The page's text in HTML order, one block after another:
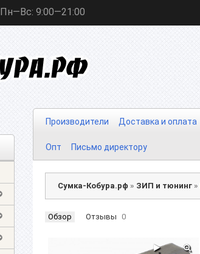
Пн—Вс: 9:00—21:00
Производители Доставка и оплата
Опт Письмо директору
Сумка-Кобура.рф » ЗИП и тюнинг »
Обзор Отзывы 0